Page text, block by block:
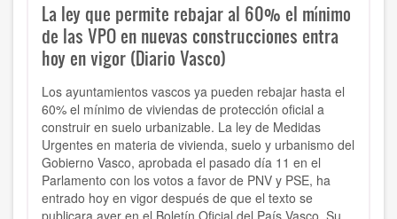
La ley que permite rebajar al 60% el mínimo
de las VPO en nuevas construcciones entra
hoy en vigor (Diario Vasco)
Los ayuntamientos vascos ya pueden rebajar hasta el
60% el mínimo de viviendas de protección oficial a
construir en suelo urbanizable. La ley de Medidas
Urgentes en materia de vivienda, suelo y urbanismo del
Gobierno Vasco, aprobada el pasado día 11 en el
Parlamento con los votos a favor de PNV y PSE, ha
entrado hoy en vigor después de que el texto se